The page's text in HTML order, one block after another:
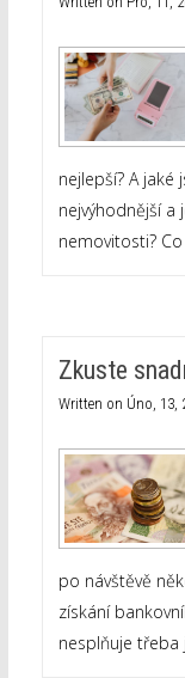
nejlepší? A jaké
nejvýhodnější a
nemovitosti?
Zkuste
Written on Úno, 13,
po návštěvě
získání
nesplňuje